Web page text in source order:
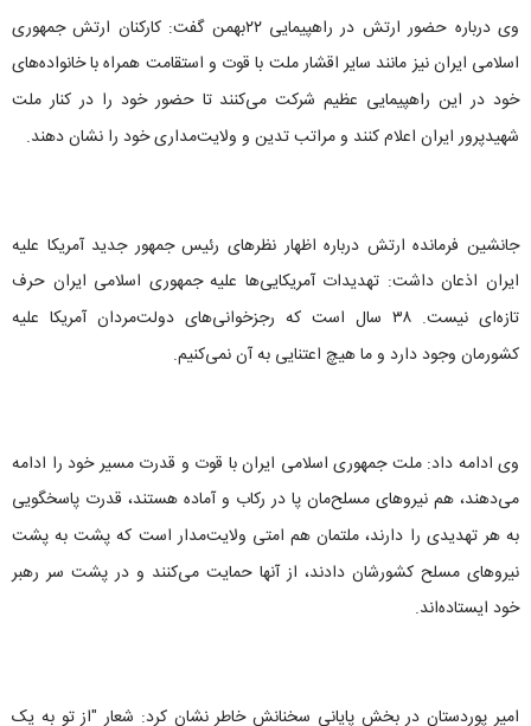
وی درباره حضور ارتش در راهپیمایی ۲۲بهمن گفت:‌ کارکنان ارتش جمهوری
اسلامی ایران نیز مانند سایر اقشار ملت با قوت و استقامت همراه با خانواده‌های
خود در این راهپیمایی عظیم شرکت می‌کنند تا حضور خود را در کنار ملت
شهیدپرور ایران اعلام کنند و مراتب تدین و ولایت‌مداری خود را نشان دهند.
جانشین فرمانده ارتش درباره اظهار نظرهای رئیس جمهور جدید آمریکا علیه
ایران اذعان داشت: تهدیدات آمریکایی‌ها علیه جمهوری اسلامی ایران حرف‌
تازه‌ای نیست. ۳۸ سال است که رجزخوانی‌های دولت‌مردان آمریکا علیه
کشورمان وجود دارد و ما هیچ اعتنایی به آن نمی‌کنیم.
وی ادامه داد: ملت جمهوری اسلامی ایران با قوت و قدرت مسیر خود را ادامه
می‌دهند، هم نیروهای مسلح‌مان پا در رکاب و آماده هستند، قدرت پاسخگویی
به هر تهدیدی را دارند، ملتمان هم امتی ولایت‌مدار است که پشت به پشت
نیروهای مسلح کشورشان دادند، از آنها حمایت می‌کنند و در پشت سر رهبر
خود ایستاده‌اند.
امیر پوردستان در بخش پایانی سخنانش خاطر نشان کرد: شعار "از تو به یک